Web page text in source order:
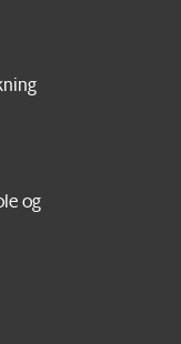
og